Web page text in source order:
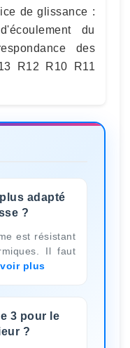
de glissance :
du
des
R12 R10 R11
adapté
?
est résistant
Il faut
plus
3 pour le
?